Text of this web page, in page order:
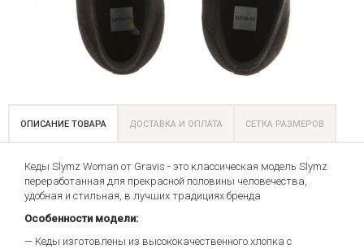
ОПИСАНИЕ ТОВАРА ДОСТАВКА И ОПЛАТА СЕТКА РАЗМЕРОВ
Кеды Slymz Woman от Gravis - это классическая модель Slymz
переработанная для прекрасной половины человечества,
удобная и стильная, в лучших традициях бренда
Особенности модели:
— Кеды изготовлены из высококачественного хлопка с